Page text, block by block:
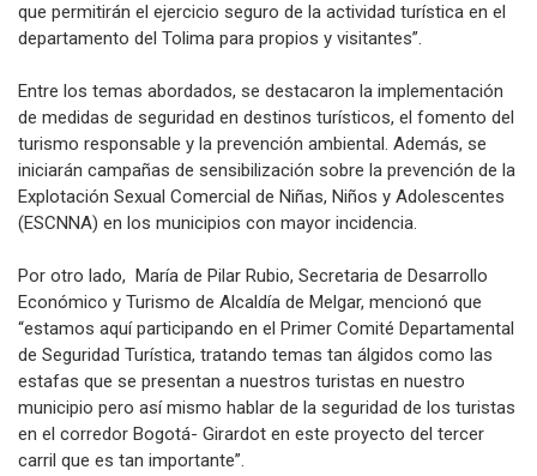
que permitirán el ejercicio seguro de la actividad turística en el
departamento del Tolima para propios y visitantes”.
Entre los temas abordados, se destacaron la implementación
de medidas de seguridad en destinos turísticos, el fomento del
turismo responsable y la prevención ambiental. Además, se
iniciarán campañas de sensibilización sobre la prevención de la
Explotación Sexual Comercial de Niñas, Niños y Adolescentes
(ESCNNA) en los municipios con mayor incidencia.
Por otro lado, María de Pilar Rubio, Secretaria de Desarrollo
Económico y Turismo de Alcaldía de Melgar, mencionó que
“estamos aquí participando en el Primer Comité Departamental
de Seguridad Turística, tratando temas tan álgidos como las
estafas que se presentan a nuestros turistas en nuestro
municipio pero así mismo hablar de la seguridad de los turistas
en el corredor Bogotá- Girardot en este proyecto del tercer
carril que es tan importante”.